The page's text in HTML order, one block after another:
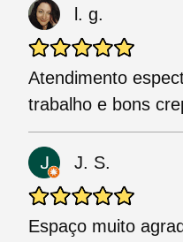
l. g.
Atendimento
trabalho e bons
J. S.
Espaço muito